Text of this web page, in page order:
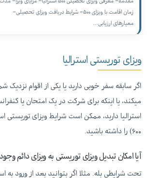
زمان اقامت با ویزای ۵۰۰– شرایط دریافت ویزای تحصیلی–
معیارهای ارزیابی…
ویزای توریستی استرالیا
اگر سابقه سفر خوبی دارید یا یکی از اقوام نزدیک
میکند، یا اینکه برای شرکت در یک امتحان یا
استرالیا دارید، ممکن است شرایط ویزای توریستی
۶۰۰)‌ را داشته باشید.
آیا امکان تبدیل ویزای توریستی به ویزای دائم
تحت شرایطی بله. مثلا اگر بتوانید بعد از ورود به